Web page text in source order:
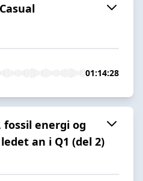
01:14:28
fossil energi og
an i Q1 (del 2)